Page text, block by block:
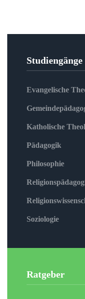
Studiengänge
Evangelische
Katholische
Pädagogik
Philosophie
Soziologie
Ratgeber